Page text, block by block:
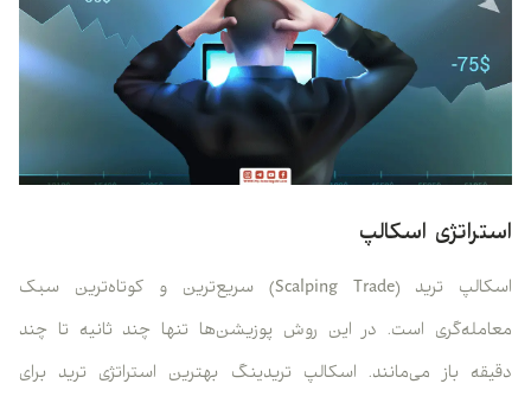
استراتژی اسکالپ
اسکالپ ترید (Scalping Trade) سریع‌ترین و کوتاه‌ترین سبک
معامله‌گری است. در این روش پوزیشن‌ها تنها چند ثانیه تا چند
دقیقه باز می‌مانند. اسکالپ تریدینگ بهترین استراتژی ترید برای